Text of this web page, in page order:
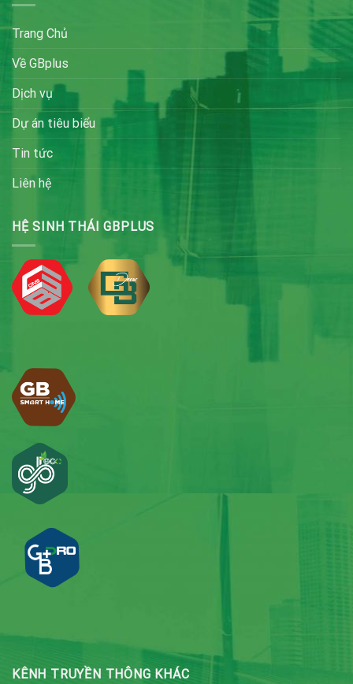
Trang Chủ
Về GBplus
Dịch vụ
Dự án tiêu biểu
Tin tức
Liên hệ
HỆ SINH THÁI GBPLUS
KÊNH TRUYỀN THÔNG KHÁC